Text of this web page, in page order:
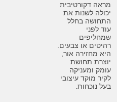
מראה דקורטיבית
יכולה לשנות את
התחושה בחלל
עוד לפני
שמחליפים
רהיטים או צבעים.
היא מחזירה אור,
יוצרת תחושת
עומק ומעניקה
לקיר מוקד עיצובי
בעל נוכחות.